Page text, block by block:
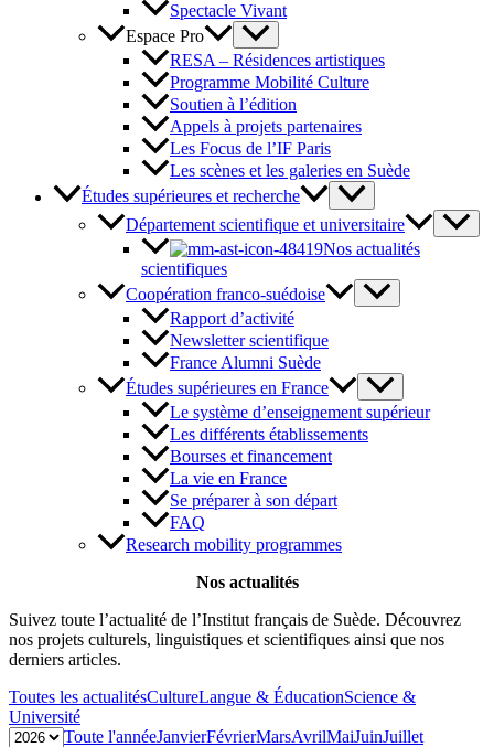
Spectacle Vivant
Espace Pro
RESA – Résidences artistiques
Programme Mobilité Culture
Soutien à l’édition
Appels à projets partenaires
Les Focus de l’IF Paris
Les scènes et les galeries en Suède
Études supérieures et recherche
Département scientifique et universitaire
Nos actualités
scientifiques
Coopération franco-suédoise
Rapport d’activité
Newsletter scientifique
France Alumni Suède
Études supérieures en France
Le système d’enseignement supérieur
Les différents établissements
Bourses et financement
La vie en France
Se préparer à son départ
FAQ
Research mobility programmes
Nos actualités
Suivez toute l’actualité de l’Institut français de Suède. Découvrez
nos projets culturels, linguistiques et scientifiques ainsi que nos
derniers articles.
Toutes les actualitésCultureLangue & ÉducationScience &
Université
Toute l'annéeJanvierFévrierMarsAvrilMaiJuinJuillet